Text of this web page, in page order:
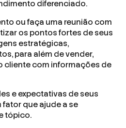
diferenciado.
ou faça uma reunião com
os pontos fortes de seus
estratégicas,
para além de vender,
cliente com informações de
e expectativas de seus
fator que ajude a se
tópico.